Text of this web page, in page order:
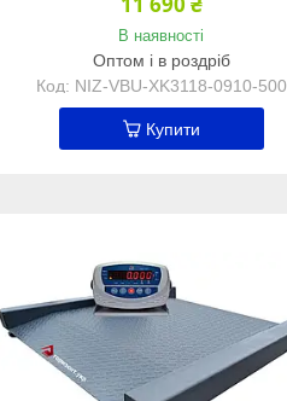
В наявності
Оптом і в роздріб
NIZ-VBU-XK3118-0910-500
Купити